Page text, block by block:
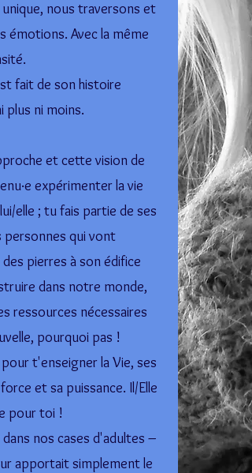
nous traversons et
émotions. Avec la même
fait de son histoire
plus ni moins.
et cette vision de
expérimenter la vie
elle ; tu fais partie de ses
personnes qui vont
pierres à son édifice
dans notre monde,
ressources nécessaires
pourquoi pas !
t'enseigner la Vie, ses
et sa puissance. Il/Elle
pour toi !
nos cases d'adultes –
apportait simplement le